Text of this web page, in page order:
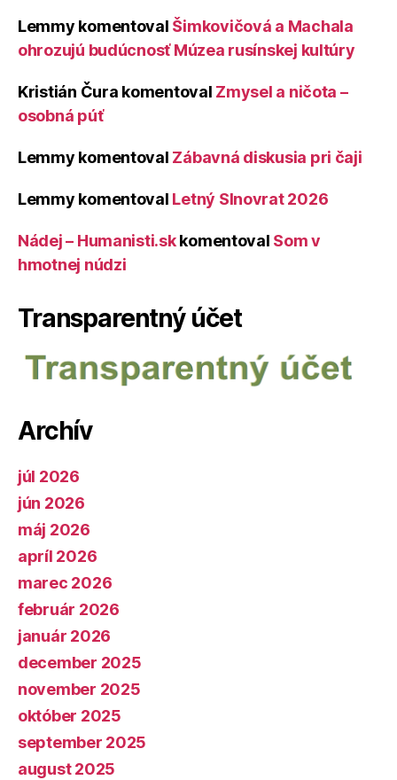
Lemmy komentoval Šimkovičová a Machala
ohrozujú budúcnosť Múzea rusínskej kultúry
Kristián Čura komentoval Zmysel a ničota –
osobná púť
Lemmy komentoval Zábavná diskusia pri čaji
Lemmy komentoval Letný Slnovrat 2026
Nádej – Humanisti.skkomentoval Som v
hmotnej núdzi
Transparentný účet
Archív
júl 2026
jún 2026
máj 2026
apríl 2026
marec 2026
február 2026
január 2026
december 2025
november 2025
október 2025
september 2025
august 2025